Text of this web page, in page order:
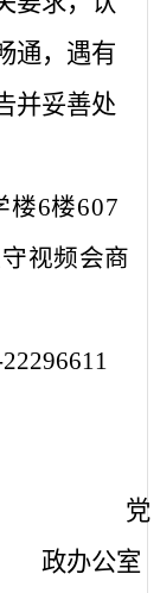
通，遇有
并妥善处
楼6楼607
视频会商
党
政办公室